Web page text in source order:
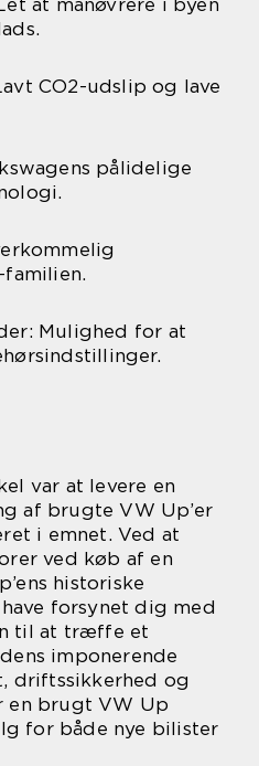
at manøvrere i byen
CO2-udslip og lave
pålidelige
Mulighed for at
var at levere en
af brugte VW Up’er
i emnet. Ved at
ved køb af en
historiske
forsynet dig med
til at træffe et
imponerende
og
en brugt VW Up
for både nye bilister